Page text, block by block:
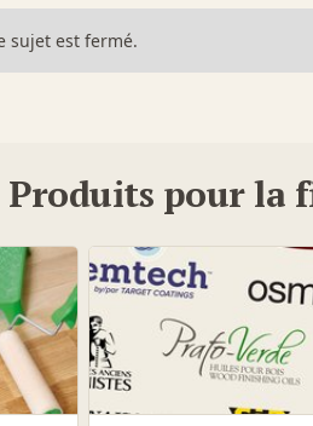
sujet est fermé.
Produits pour la